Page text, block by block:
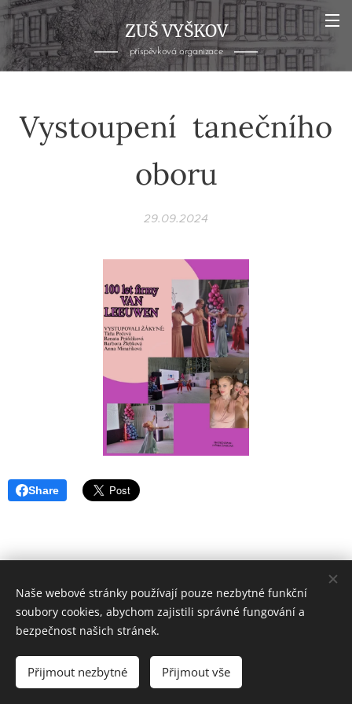
ZUŠ VYŠKOV
příspěvková organizace
Vystoupení tanečního
oboru
29.09.2024
Share
ZUŠ VYŠKOV
Základní umělecká škola Vyškov,
příspěvková organizace
Naše webové stránky používají pouze nezbytné funkční
soubory cookies, abychom zajistili správné fungování a
bezpečnost našich stránek.
Přijmout nezbytné Přijmout vše